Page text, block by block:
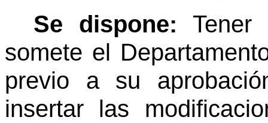
Se dispone:
somete el
previo a su
insertar las